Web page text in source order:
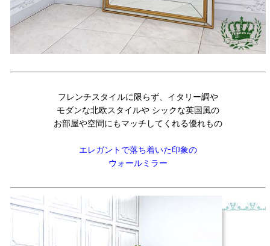
フレンチスタイルに限らず、イタリー調や
モダンな北欧スタイルや シックな英国風の
お部屋や空間にもマッチしてくれる優れもの
エレガントで落ち着いた印象の
ウォールミラー